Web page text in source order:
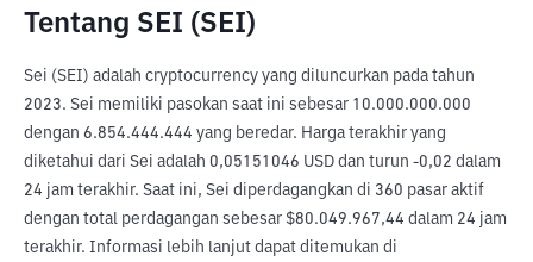
Tentang SEI (SEI)
Sei (SEI) adalah cryptocurrency yang diluncurkan pada tahun
2023. Sei memiliki pasokan saat ini sebesar 10.000.000.000
dengan 6.854.444.444 yang beredar. Harga terakhir yang
diketahui dari Sei adalah 0,05151046 USD dan turun -0,02 dalam
24 jam terakhir. Saat ini, Sei diperdagangkan di 360 pasar aktif
dengan total perdagangan sebesar $80.049.967,44 dalam 24 jam
terakhir. Informasi lebih lanjut dapat ditemukan di